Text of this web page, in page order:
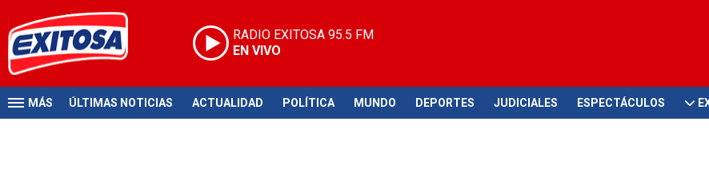
RADIO EXITOSA 95.5 FM
EN VIVO
MÁS ÚLTIMAS NOTICIAS ACTUALIDAD POLÍTICA MUNDO DEPORTES JUDICIALES ESPECTÁCULOS